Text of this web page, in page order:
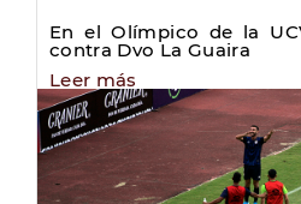
En el Olímpico de la
contra Dvo La Guaira
Leer más